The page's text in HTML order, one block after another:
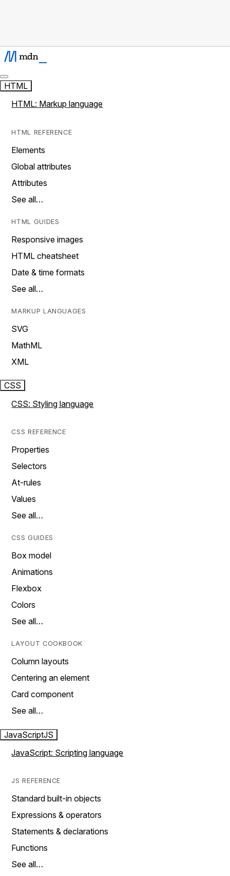
HTML
HTML: Markup language
HTML REFERENCE
Elements
Global attributes
Attributes
See all…
HTML GUIDES
Responsive images
HTML cheatsheet
Date & time formats
See all…
MARKUP LANGUAGES
SVG
MathML
XML
CSS
CSS: Styling language
CSS REFERENCE
Properties
Selectors
At-rules
Values
See all…
CSS GUIDES
Box model
Animations
Flexbox
Colors
See all…
LAYOUT COOKBOOK
Column layouts
Centering an element
Card component
See all…
JavaScriptJS
JavaScript: Scripting language
JS REFERENCE
Standard built-in objects
Expressions & operators
Statements & declarations
Functions
See all…